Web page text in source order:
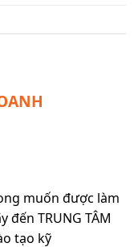
muốn được làm
TRUNG TÂM
tạo kỹ